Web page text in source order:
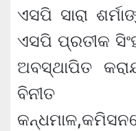
ଏସପି ସାରା
ଏସପି ପ୍ରତୀକ
ଅବସ୍ଥାପିତ
ବିନୀତ